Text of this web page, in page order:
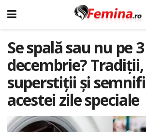
Se spală sau nu pe 3
decembrie? Tradiții,
superstiții și
acestei zile speciale